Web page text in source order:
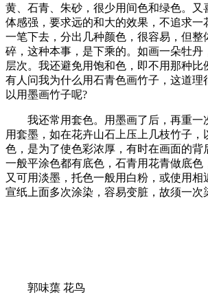
黄、石青、朱砂，很少用间色和绿色。又
体感强，要求远的和大的效果，不追求一
一笔下去，分出几种颜色，很容易，但整
碎，这种本事，是下乘的。如画一朵牡丹
层次。我还避免用饱和色，即不用那种比
有人问我为什么用石青色画竹子，这道
以用墨画竹子呢?
我还常用套色。用墨画了后，再重一
用套墨，如在花卉山石上压上几枝竹子，
色，是为了使色彩浓厚，有时在画面的背
一般平涂色都有底色，石青用花青做底色
又可用淡墨，托色一般用白粉，或使用相
宣纸上面多次涂染，容易变脏，故须一次
郭味蕖 花鸟